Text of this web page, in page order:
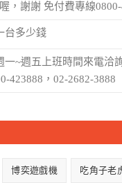
，謝謝 免付費專線
台多少錢
一~週五上班時間來電洽
423888，02-2682-3888
博奕遊戲機 吃角子老